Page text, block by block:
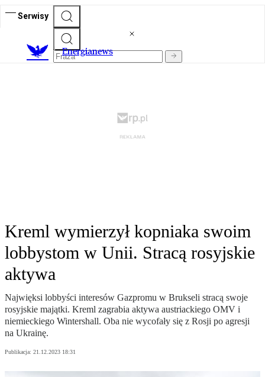
Serwisy
Energianews
Kreml wymierzył kopniaka swoim
lobbystom w Unii. Stracą rosyjskie
aktywa
Najwięksi lobbyści interesów Gazpromu w Brukseli stracą swoje
rosyjskie majątki. Kreml zagrabia aktywa austriackiego OMV i
niemieckiego Wintershall. Oba nie wycofały się z Rosji po agresji
na Ukrainę.
Publikacja: 21.12.2023 18:31